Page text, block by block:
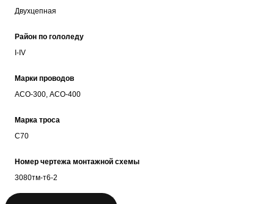
Двухцепная
Район по гололеду
I-IV
Марки проводов
АСО-300, АСО-400
Марка троса
С70
Номер чертежа монтажной схемы
3080тм-т6-2